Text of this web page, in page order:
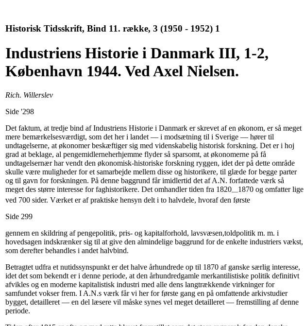
Historisk Tidsskrift, Bind 11. række, 3 (1950 - 1952) 1
Industriens Historie i Danmark III, 1-2,
København 1944. Ved Axel Nielsen.
Rich. Willerslev
Side '298
Det faktum, at tredje bind af Industriens Historie i Danmark er skrevet af en økonom, er så meget
mere bemærkelsesværdigt, som det her i landet — i modsætning til i Sverige — hører til
undtagelserne, at økonomer beskæftiger sig med videnskabelig historisk forskning. Det er i hoj
grad at beklage, al pengemidlerneherhjemme flyder så sparsomt, at økonomerne på få
undtagelsernær har vendt den økonomisk-historiske forskning ryggen, idet der på dette område
skulle være muligheder for et samarbejde mellem disse og historikere, til glæde for begge parter
og til gavn for forskningen. På denne baggrund får imidlertid det af A.N. forfattede værk så
meget des større interesse for faghistorikere. Det omhandler tiden fra 1820—1870 og omfatter lige
ved 700 sider. Værket er af praktiske hensyn delt i to halvdele, hvoraf den første
Side 299
gennem en skildring af pengepolitik, pris- og kapitalforhold, lavsvæsen,toldpolitik m. m. i
hovedsagen indskrænker sig til at give den almindelige baggrund for de enkelte industriers vækst,
som derefter behandles i andet halvbind.
Betragtet udfra et nutidssynspunkt er det halve århundrede op til 1870 af ganske særlig interesse,
idet det som bekendt er i denne periode, at den århundredgamle merkantilistiske politik definitivt
afvikles og en moderne kapitalistisk industri med alle dens langtrækkende virkninger for
samfundet vokser frem. I A.N.s værk får vi her for første gang en på omfattende arkivstudier
bygget, detailleret — en del læsere vil måske synes vel meget detailleret — fremstilling af denne
periode.